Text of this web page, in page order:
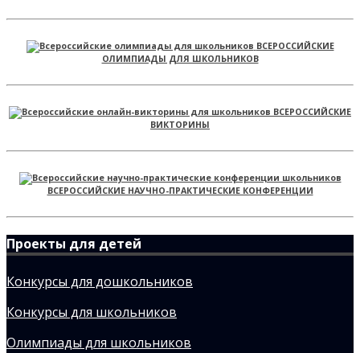
ВСЕРОССИЙСКИЕ
ОЛИМПИАДЫ ДЛЯ ШКОЛЬНИКОВ
ВСЕРОССИЙСКИЕ
ВИКТОРИНЫ
ВСЕРОССИЙСКИЕ НАУЧНО-ПРАКТИЧЕСКИЕ КОНФЕРЕНЦИИ
Проекты для детей
Конкурсы для дошкольников
Конкурсы для школьников
Олимпиады для школьников